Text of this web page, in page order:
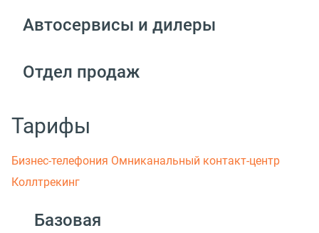
Автосервисы и дилеры
Отдел продаж
Тарифы
Бизнес-телефония Омниканальный контакт-центр
Коллтрекинг
Базовая